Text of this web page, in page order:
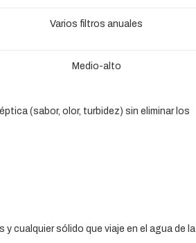
Varios filtros anuales
Medio-alto
(sabor, olor, turbidez) sin eliminar los
cualquier sólido que viaje en el agua de la